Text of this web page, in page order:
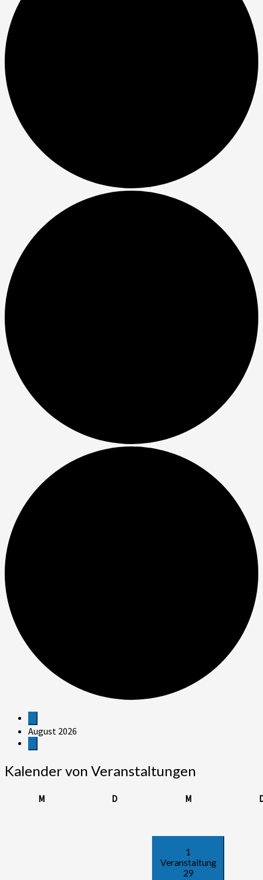
Veranstaltungen
August 2026
Kalender von Veranstaltungen
M DDienstag MMittwoch
1
Veranstaltung
29